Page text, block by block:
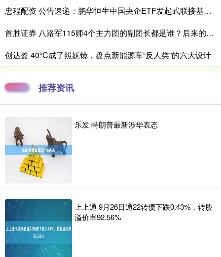
忠程配资 公告速递：鹏华恒生中国央企ETF发起式联接基金A类基金份额暂停大额申购、定期定额投资业务
首胜证券 八路军115师4个主力团的副团长都是谁？后来的成就如何？
创达盈 40°C成了照妖镜，盘点新能源车“反人类”的六大设计
推荐资讯
乐发 特朗普最新涉华表态
上上通 9月26日通22转债下跌0.43%，转股
溢价率92.56%